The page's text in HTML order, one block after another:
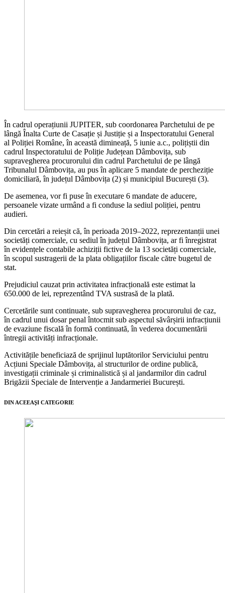
În cadrul operațiunii JUPITER, sub coordonarea Parchetului de pe
lângă Înalta Curte de Casație și Justiție și a Inspectoratului General
al Poliției Române, în această dimineață, 5 iunie a.c., polițiștii din
cadrul Inspectoratului de Poliție Județean Dâmbovița, sub
supravegherea procurorului din cadrul Parchetului de pe lângă
Tribunalul Dâmbovița, au pus în aplicare 5 mandate de percheziție
domiciliară, în județul Dâmbovița (2) și municipiul București (3).
De asemenea, vor fi puse în executare 6 mandate de aducere,
persoanele vizate urmând a fi conduse la sediul poliției, pentru
audieri.
Din cercetări a reieșit că, în perioada 2019–2022, reprezentanții unei
societăți comerciale, cu sediul în județul Dâmbovița, ar fi înregistrat
în evidențele contabile achiziții fictive de la 13 societăți comerciale,
în scopul sustragerii de la plata obligațiilor fiscale către bugetul de
stat.
Prejudiciul cauzat prin activitatea infracțională este estimat la
650.000 de lei, reprezentând TVA sustrasă de la plată.
Cercetările sunt continuate, sub supravegherea procurorului de caz,
în cadrul unui dosar penal întocmit sub aspectul săvârșirii infracțiunii
de evaziune fiscală în formă continuată, în vederea documentării
întregii activități infracționale.
Activitățile beneficiază de sprijinul luptătorilor Serviciului pentru
Acțiuni Speciale Dâmbovița, al structurilor de ordine publică,
investigații criminale și criminalistică și al jandarmilor din cadrul
Brigăzii Speciale de Intervenție a Jandarmeriei București.
DIN ACEEAŞI CATEGORIE